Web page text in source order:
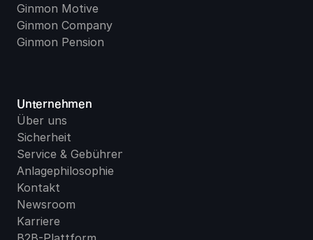
Ginmon Motive
Ginmon Company
Ginmon Pension
Unternehmen
Über uns
Sicherheit
Service & Gebühren
Anlagephilosophie
Kontakt
Newsroom
Karriere